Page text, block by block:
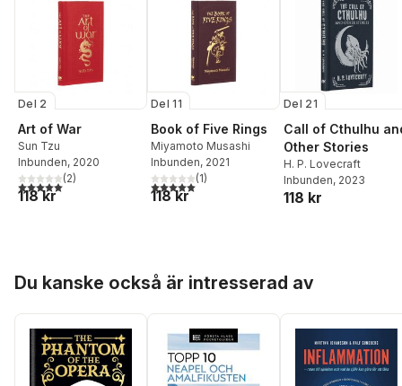
Del 2
Art of War
Sun Tzu
Inbunden, 2020
5,0utav 5 stjärnor. Totalt antal röster:
(2)
118 kr
Del 11
Book of Five Rings
Miyamoto Musashi
Inbunden, 2021
5,0utav 5 stjärnor. Totalt antal röster:
(1)
118 kr
Del 21
Call of Cthulhu
Other Stories
H. P. Lovecraft
Inbunden, 2023
118 kr
Du kanske också är intresserad av